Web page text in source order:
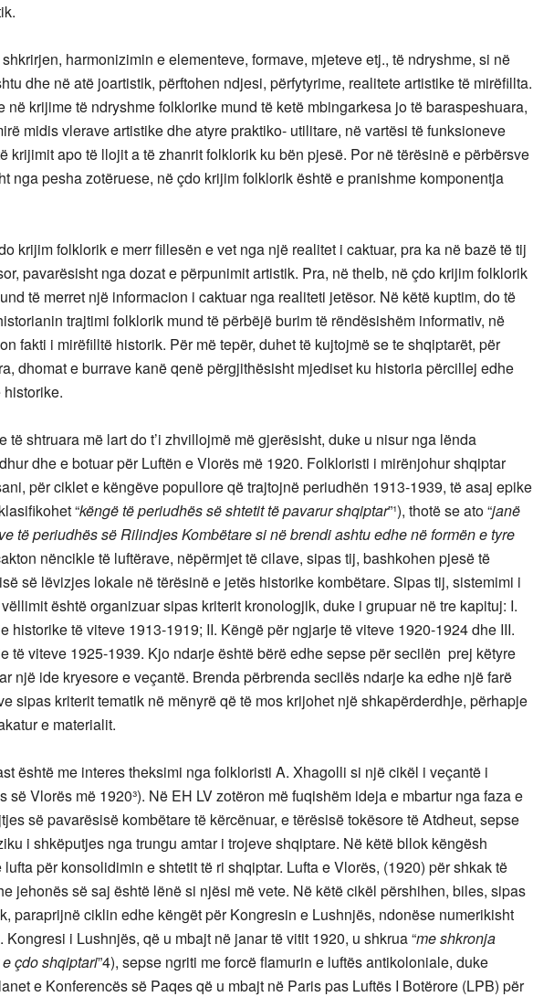
harmonizimin e elementeve, formave, mjeteve etj., të ndryshme, si në
dhe në atë joartistik, përftohen ndjesi, përfytyrime, realitete artistike të mirëfillta.
në krijime të ndryshme folklorike mund të ketë mbingarkesa jo të baraspeshuara,
midis vlerave artistike dhe atyre praktiko- utilitare, në vartësi të funksioneve
krijimit apo të llojit a të zhanrit folklorik ku bën pjesë. Por në tërësinë e përbërsve
nga pesha zotëruese, në çdo krijim folklorik është e pranishme komponentja
krijim folklorik e merr fillesën e vet nga një realitet i caktuar, pra ka në bazë të tij
pavarësisht nga dozat e përpunimit artistik. Pra, në thelb, në çdo krijim folklorik
të merret një informacion i caktuar nga realiteti jetësor. Në këtë kuptim, do të
trajtimi folklorik mund të përbëjë burim të rëndësishëm informativ, në
fakti i mirëfilltë historik. Për më tepër, duhet të kujtojmë se te shqiptarët, për
dhomat e burrave kanë qenë përgjithësisht mjediset ku historia përcillej edhe
të shtruara më lart do t’i zhvillojmë më gjerësisht, duke u nisur nga lënda
dhe e botuar për Luftën e Vlorës më 1920. Folkloristi i mirënjohur shqiptar
për ciklet e këngëve popullore që trajtojnë periudhën 1913-1939, të asaj epike
“këngë të periudhës së shtetit të pavarur shqiptar”¹), thotë se ato “janë
të periudhës së Rilindjes Kombëtare si në brendi ashtu edhe në formën e tyre
nëncikle të luftërave, nëpërmjet të cilave, sipas tij, bashkohen pjesë të
së lëvizjes lokale në tërësinë e jetës historike kombëtare. Sipas tij, sistemimi i
është organizuar sipas kriterit kronologjik, duke i grupuar në tre kapituj: I.
historike të viteve 1913-1919; II. Këngë për ngjarje të viteve 1920-1924 dhe III.
të viteve 1925-1939. Kjo ndarje është bërë edhe sepse për secilën prej këtyre
një ide kryesore e veçantë. Brenda përbrenda secilës ndarje ka edhe një farë
sipas kriterit tematik në mënyrë që të mos krijohet një shkapërderdhje, përhapje
e materialit.
është me interes theksimi nga folkloristi A. Xhagolli si një cikël i veçantë i
së Vlorës më 1920³). Në EH LV zotëron më fuqishëm ideja e mbartur nga faza e
së pavarësisë kombëtare të kërcënuar, e tërësisë tokësore të Atdheut, sepse
i shkëputjes nga trungu amtar i trojeve shqiptare. Në këtë bllok këngësh
për konsolidimin e shtetit të ri shqiptar. Lufta e Vlorës, (1920) për shkak të
jehonës së saj është lënë si njësi më vete. Në këtë cikël përshihen, biles, sipas
paraprijnë ciklin edhe këngët për Kongresin e Lushnjës, ndonëse numerikisht
Kongresi i Lushnjës, që u mbajt në janar të vitit 1920, u shkrua “me shkronja
çdo shqiptari”4), sepse ngriti me forcë flamurin e luftës antikoloniale, duke
e Konferencës së Paqes që u mbajt në Paris pas Luftës I Botërore (LPB) për